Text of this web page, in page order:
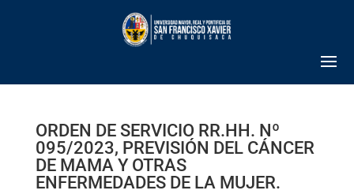
ORDEN DE SERVICIO RR.HH. Nº
095/2023, PREVISIÓN DEL CÁNCER
DE MAMA Y OTRAS
ENFERMEDADES DE LA MUJER.